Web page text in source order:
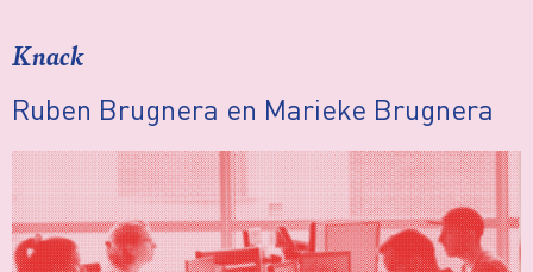
Knack
Ruben Brugnera en Marieke Brugnera